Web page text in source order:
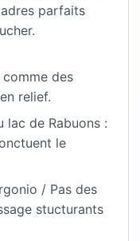
parfaits
des
relief.
lac de Rabuons :
le
/ Pas des
stucturants